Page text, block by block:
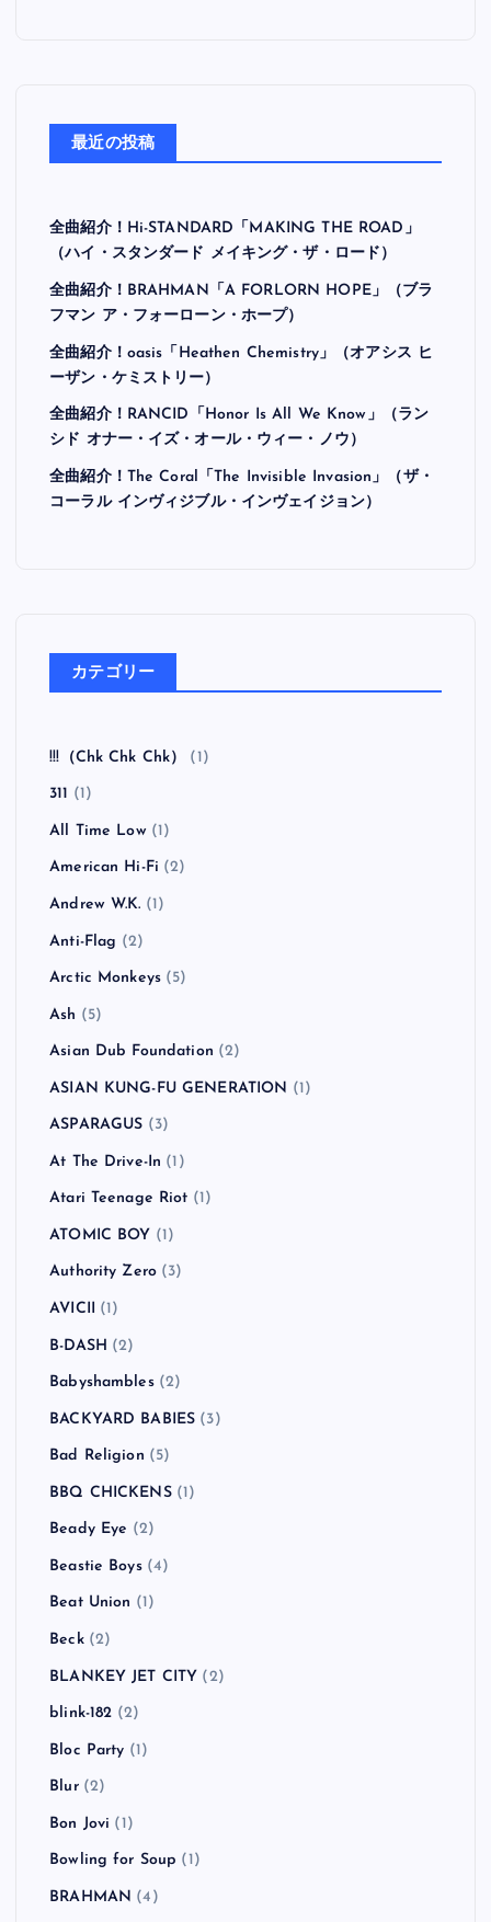
最近の投稿
全曲紹介！Hi-STANDARD「MAKING THE ROAD」
（ハイ・スタンダード メイキング・ザ・ロード）
全曲紹介！BRAHMAN「A FORLORN HOPE」（ブラ
フマン ア・フォーローン・ホープ）
全曲紹介！oasis「Heathen Chemistry」（オアシス ヒ
ーザン・ケミストリー）
全曲紹介！RANCID「Honor Is All We Know」（ラン
シド オナー・イズ・オール・ウィー・ノウ）
全曲紹介！The Coral「The Invisible Invasion」（ザ・
コーラル インヴィジブル・インヴェイジョン）
カテゴリー
!!!（Chk Chk Chk） (1)
311 (1)
All Time Low(1)
American Hi-Fi (2)
Andrew W.K. (1)
Anti-Flag (2)
Arctic Monkeys (5)
Ash (5)
Asian Dub Foundation (2)
ASIAN KUNG-FU GENERATION (1)
ASPARAGUS (3)
At The Drive-In (1)
Atari Teenage Riot (1)
ATOMIC BOY (1)
Authority Zero (3)
AVICII (1)
B-DASH (2)
Babyshambles(2)
BACKYARD BABIES (3)
Bad Religion (5)
BBQ CHICKENS(1)
Beady Eye (2)
Beastie Boys(4)
Beat Union (1)
Beck(2)
BLANKEY JET CITY (2)
blink-182 (2)
Bloc Party (1)
Blur(2)
Bon Jovi (1)
Bowling for Soup (1)
BRAHMAN (4)